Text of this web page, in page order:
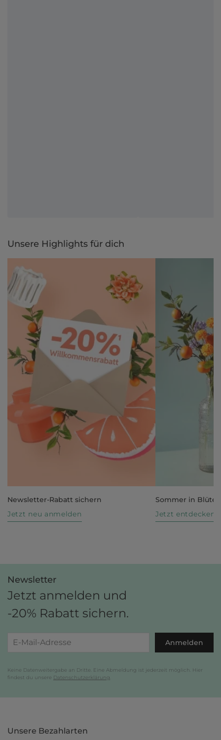
Unsere Highlights für dich
Newsletter-Rabatt sichern
Jetzt neu anmelden
Sommer in Blüte
Jetzt entdecken
Newsletter
Jetzt anmelden und
-20% Rabatt sichern.
Anmelden
Keine Datenweitergabe an Dritte. Eine Abmeldung ist jederzeit möglich. Hier
findest du unsere Datenschutzerklärung
Unsere Bezahlarten